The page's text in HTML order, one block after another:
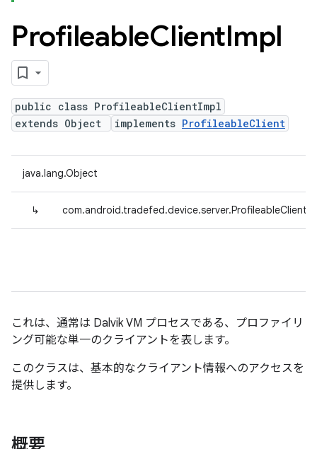
ProfileableClientImpl
public class ProfileableClientImpl
extends Object
implements ProfileableClient
java.lang.Object
↳
これは、通常は Dalvik VM プロセスである、プロファイリ
ング可能な単一のクライアントを表します。
このクラスは、基本的なクライアント情報へのアクセスを
提供します。
概要